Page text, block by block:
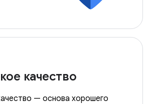
качество
— основа хорошего